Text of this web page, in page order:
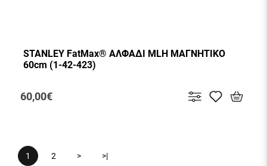
STANLEY FatMax® ΑΛΦΑΔΙ MLH ΜΑΓΝΗΤΙΚΟ
60cm (1-42-423)
60,00€
1 2 > >|